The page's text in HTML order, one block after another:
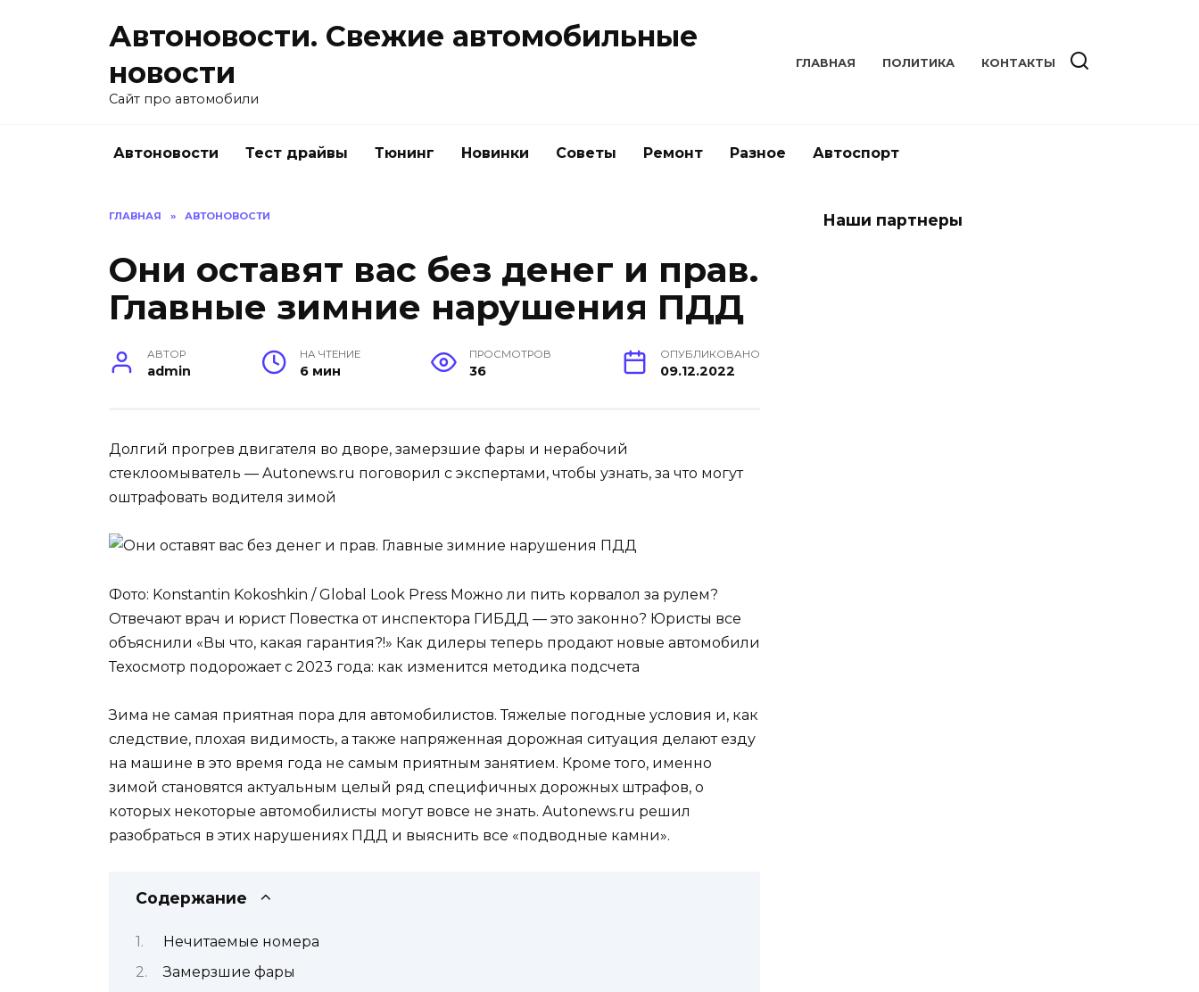
Автоновости. Свежие автомобильные
новости
Сайт про автомобили
ГЛАВНАЯ ПОЛИТИКА КОНТАКТЫ
Автоновости Тест драйвы Тюнинг Новинки Советы Ремонт Разное Автоспорт
ГЛАВНАЯ » АВТОНОВОСТИ
Они оставят вас без денег и прав.
Главные зимние нарушения ПДД
АВТОР
admin
НА ЧТЕНИЕ
6 мин
ПРОСМОТРОВ
36
ОПУБЛИКОВАНО
09.12.2022
Долгий прогрев двигателя во дворе, замерзшие фары и нерабочий
стеклоомыватель — Autonews.ru поговорил с экспертами, чтобы узнать, за что могут
оштрафовать водителя зимой
Фото: Konstantin Kokoshkin / Global Look Press Можно ли пить корвалол за рулем?
Отвечают врач и юрист Повестка от инспектора ГИБДД — это законно? Юристы все
объяснили «Вы что, какая гарантия?!» Как дилеры теперь продают новые автомобили
Техосмотр подорожает с 2023 года: как изменится методика подсчета
Зима не самая приятная пора для автомобилистов. Тяжелые погодные условия и, как
следствие, плохая видимость, а также напряженная дорожная ситуация делают езду
на машине в это время года не самым приятным занятием. Кроме того, именно
зимой становятся актуальным целый ряд специфичных дорожных штрафов, о
которых некоторые автомобилисты могут вовсе не знать. Autonews.ru решил
разобраться в этих нарушениях ПДД и выяснить все «подводные камни».
Содержание
Нечитаемые номера
Замерзшие фары
Наши партнеры